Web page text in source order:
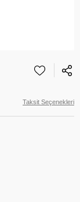
Taksit Seçenekleri